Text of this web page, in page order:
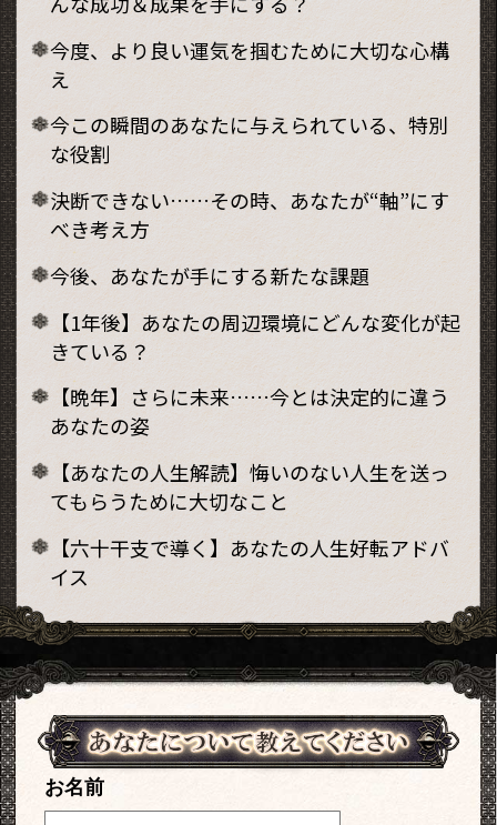
今度、より良い運気を掴むために大切な心構
え
今この瞬間のあなたに与えられている、特別
な役割
決断できない……その時、あなたが“軸”にす
べき考え方
今後、あなたが手にする新たな課題
【1年後】あなたの周辺環境にどんな変化が起
きている？
【晩年】さらに未来……今とは決定的に違う
あなたの姿
【あなたの人生解読】悔いのない人生を送っ
てもらうために大切なこと
【六十干支で導く】あなたの人生好転アドバ
イス
お名前